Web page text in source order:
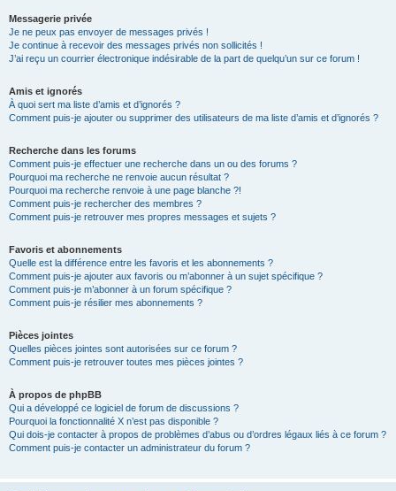
Messagerie privée
Je ne peux pas envoyer de messages privés !
Je continue à recevoir des messages privés non sollicités !
J’ai reçu un courrier électronique indésirable de la part de quelqu’un sur ce forum !
Amis et ignorés
À quoi sert ma liste d’amis et d’ignorés ?
Comment puis-je ajouter ou supprimer des utilisateurs de ma liste d’amis et d’ignorés ?
Recherche dans les forums
Comment puis-je effectuer une recherche dans un ou des forums ?
Pourquoi ma recherche ne renvoie aucun résultat ?
Pourquoi ma recherche renvoie à une page blanche ?!
Comment puis-je rechercher des membres ?
Comment puis-je retrouver mes propres messages et sujets ?
Favoris et abonnements
Quelle est la différence entre les favoris et les abonnements ?
Comment puis-je ajouter aux favoris ou m’abonner à un sujet spécifique ?
Comment puis-je m’abonner à un forum spécifique ?
Comment puis-je résilier mes abonnements ?
Pièces jointes
Quelles pièces jointes sont autorisées sur ce forum ?
Comment puis-je retrouver toutes mes pièces jointes ?
À propos de phpBB
Qui a développé ce logiciel de forum de discussions ?
Pourquoi la fonctionnalité X n’est pas disponible ?
Qui dois-je contacter à propos de problèmes d’abus ou d’ordres légaux liés à ce forum ?
Comment puis-je contacter un administrateur du forum ?